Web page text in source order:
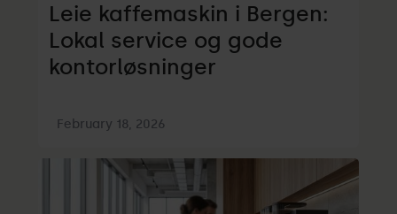
Leie kaffemaskin i Bergen:
Lokal service og gode
kontorløsninger
February 18, 2026